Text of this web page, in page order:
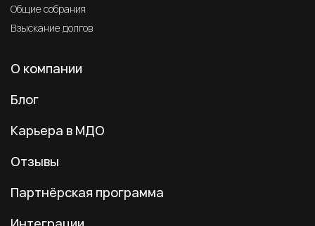
Общие собрания
Взыскание долгов
О компании
Блог
Карьера в МДО
Отзывы
Партнёрская программа